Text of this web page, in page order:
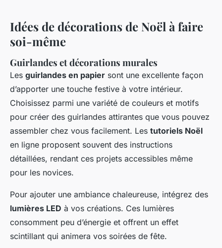
Idées de décorations de Noël à faire
soi-même
Guirlandes et décorations murales
Les guirlandes en papier sont une excellente façon
d’apporter une touche festive à votre intérieur.
Choisissez parmi une variété de couleurs et motifs
pour créer des guirlandes attirantes que vous pouvez
assembler chez vous facilement. Les tutoriels Noël
en ligne proposent souvent des instructions
détaillées, rendant ces projets accessibles même
pour les novices.
Pour ajouter une ambiance chaleureuse, intégrez des
lumières LED à vos créations. Ces lumières
consomment peu d’énergie et offrent un effet
scintillant qui animera vos soirées de fête.